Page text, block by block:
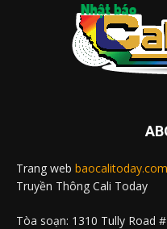
Trang web baocalitoday.com
Truyền Thông Cali Today
Tòa soạn: 1310 Tully Road